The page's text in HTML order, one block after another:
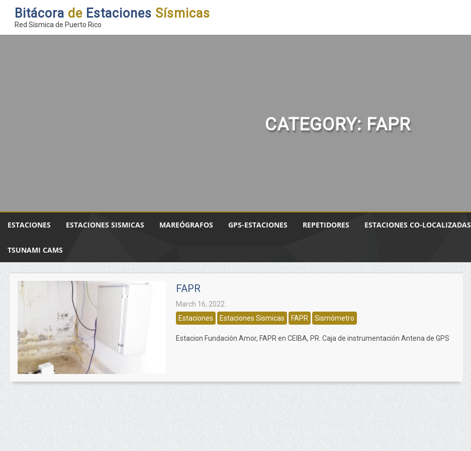
Bitácora de Estaciones Sísmicas
Red Sísmica de Puerto Rico
CATEGORY: FAPR
ESTACIONES ESTACIONES SISMICAS MAREÓGRAFOS GPS-ESTACIONES REPETIDORES ESTACIONES CO-LOCALIZADAS
TSUNAMI CAMS
FAPR
March 16, 2022
Estaciones
Estaciones Sismicas FAPR Sismómetro
Estacion Fundación Amor, FAPR en CEIBA, PR. Caja de instrumentación Antena de GPS